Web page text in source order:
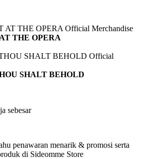
THE OPERA
SHALT BEHOLD
sebesar
penawaran menarik & promosi serta
di Sideomme Store